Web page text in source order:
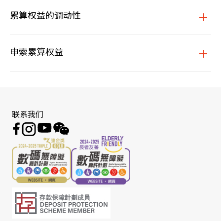
累算权益的调动性
申索累算权益
联系我们